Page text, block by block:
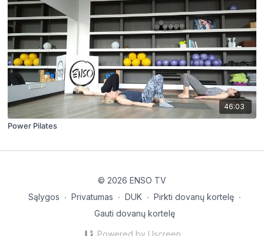
46:03
Power Pilates
© 2026 ENSO TV
Sąlygos ∙ Privatumas ∙ DUK ∙ Pirkti dovanų kortelę ∙
Gauti dovanų kortelę